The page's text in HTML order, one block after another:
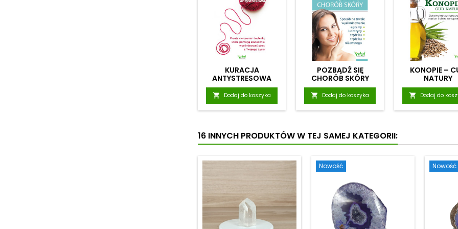
KURACJA
ANTYSTRESOWA
 Dodaj do koszyka
POZBĄDŹ SIĘ
CHORÓB SKÓRY
 Dodaj do koszyka
KONOPIE –
NATURY
 Dodaj do
16 INNYCH PRODUKTÓW W TEJ SAMEJ KATEGORII:
Nowość Nowość